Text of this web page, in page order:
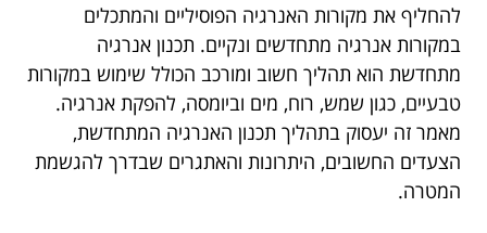
להחליף את מקורות האנרגיה הפוסיליים והמתכלים
במקורות אנרגיה מתחדשים ונקיים. תכנון אנרגיה
מתחדשת הוא תהליך חשוב ומורכב הכולל שימוש במקורות
טבעיים, כגון שמש, רוח, מים וביומסה, להפקת אנרגיה.
מאמר זה יעסוק בתהליך תכנון האנרגיה המתחדשת,
הצעדים החשובים, היתרונות והאתגרים שבדרך להגשמת
המטרה.